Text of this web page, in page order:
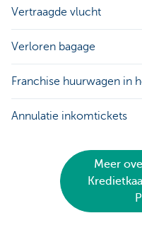
Vertraagde vlucht
Verloren bagage
Franchise huurwagen in
Annulatie inkomtickets
Meer